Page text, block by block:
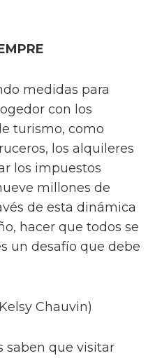
medidas para
con los
turismo, como
los alquileres
los impuestos
millones de
de esta dinámica
hacer que todos se
un desafío que debe
Chauvin)
saben que visitar